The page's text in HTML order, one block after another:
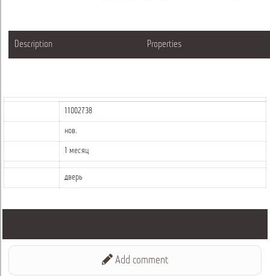
Description Properties
11002738
нов.
1 месяц
дверь
Add comment